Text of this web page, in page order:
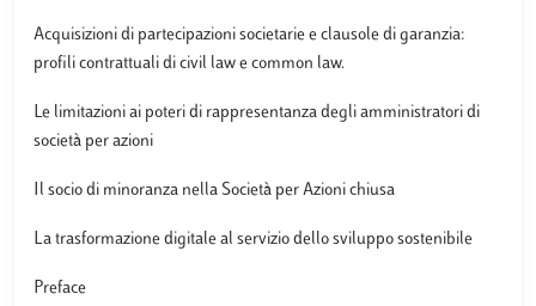
Acquisizioni di partecipazioni societarie e clausole di garanzia:
profili contrattuali di civil law e common law.
Le limitazioni ai poteri di rappresentanza degli amministratori di
società per azioni
Il socio di minoranza nella Società per Azioni chiusa
La trasformazione digitale al servizio dello sviluppo sostenibile
Preface